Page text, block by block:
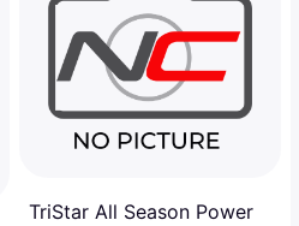
TriStar All Season Power